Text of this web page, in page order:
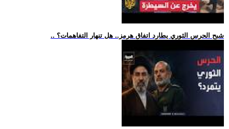
.. شبح الحرس الثوري يطارد اتفاق هرمز.. هل تنهار التفاهمات؟